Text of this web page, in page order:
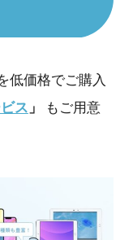
低価格でご購入
ス 」
もご用意